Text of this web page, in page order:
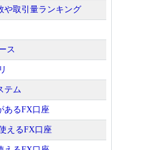
や取引量ランキング
ス
テム
あるFX口座
えるFX口座